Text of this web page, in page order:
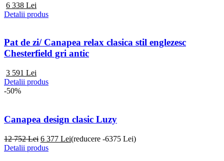
6 338 Lei
Detalii produs
Pat de zi/ Canapea relax clasica stil englezesc
Chesterfield gri antic
3 591 Lei
Detalii produs
-50%
Canapea design clasic Luzy
12 752 Lei 6 377 Lei(reducere -6375 Lei)
Detalii produs